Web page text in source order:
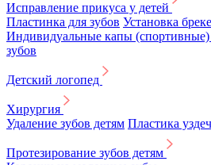
Исправление прикуса у детей
Пластинка для зубов Установка
Индивидуальные капы
зубов
Детский логопед
Хирургия
Удаление зубов детям Пластика
Протезирование зубов детям